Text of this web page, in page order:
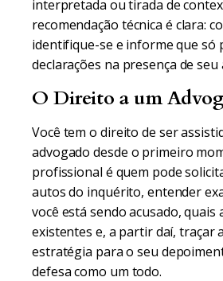
interpretada ou tirada de
recomendação técnica é clara:
identifique-se e informe que só
declarações na presença de seu
O Direito a um
Você tem o direito de ser
advogado desde o primeiro
profissional é quem pode
autos do inquérito, entender
você está sendo acusado, quais
existentes e, a partir daí, traçar
estratégia para o seu
defesa como um todo.